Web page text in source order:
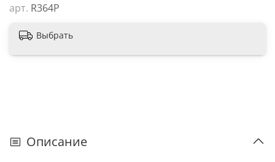
арт. R364P
Выбрать
Описание